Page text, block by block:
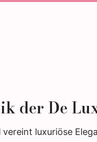
der De
vereint luxuriöse